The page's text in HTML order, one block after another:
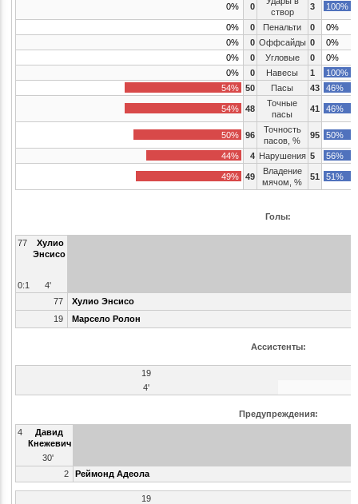
0% 0
створ
3 100%
0% 0 Пенальти 0
0%
0%
0 Оффсайды 0
0%
0%
0 Угловые 0
0%
0%
0 Навесы 1
100%
54%
50 Пасы 43 46%
54% 48
Точные
пасы
41 46%
50% 96
Точность
пасов, %
95 50%
44% 4 Нарушения 5 56%
49% 49
Владение
мячом, %
51 51%
Голы:
77
Хулио
Энсисо
0:1
4'
77
Хулио Энсисо
19
Марсело Ролон
Ассистенты:
19
4'
Предупреждения:
4
Давид
Кнежевич
30'
2
Реймонд Адеола
19